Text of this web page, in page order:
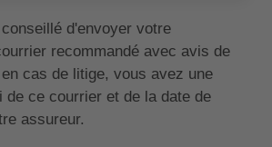
d'envoyer votre
recommandé avec avis de
cas de litige, vous avez une
de ce courrier et de la date de
assureur.